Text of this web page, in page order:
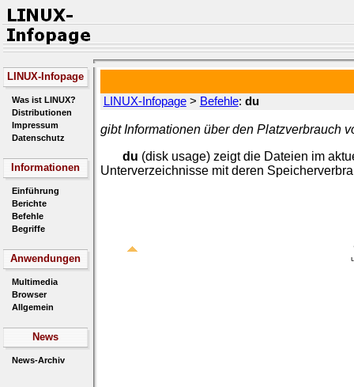
LINUX-Infopage
Was ist LINUX?
Distributionen
Impressum
Datenschutz
Informationen
Einführung
Berichte
Befehle
Begriffe
Anwendungen
Multimedia
Browser
Allgemein
News
News-Archiv
LINUX-Infopage> Befehle: du
gibt Informationen über den Platzverbrauch
du (disk usage) zeigt die Dateien im
Unterverzeichnisse mit deren